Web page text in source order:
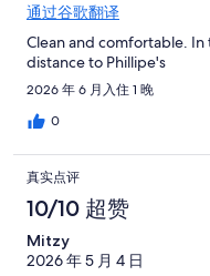
通过谷歌翻译
Clean and comfortable.
distance to Phillipe's
2026 年 6 月入住 1 晚
0
真实点评
10/10 超赞
Mitzy
2026 年 5 月 4 日